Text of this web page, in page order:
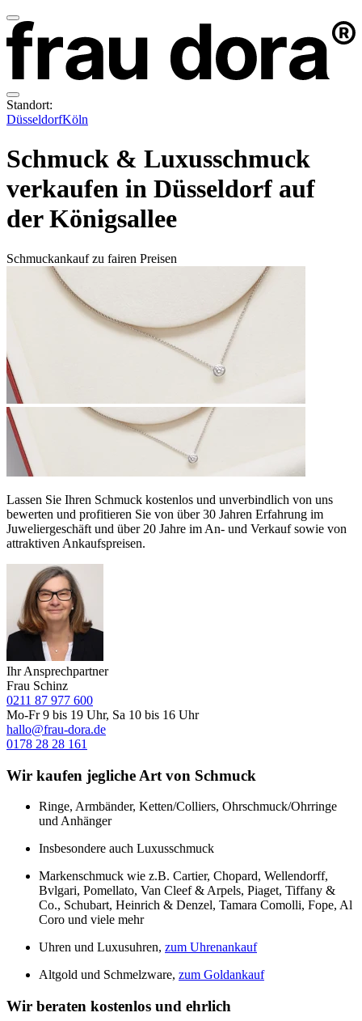
Standort:
DüsseldorfKöln
Schmuck & Luxusschmuck
verkaufen in Düsseldorf auf
der Königsallee
Schmuckankauf zu fairen Preisen
Lassen Sie Ihren Schmuck kostenlos und unverbindlich von uns
bewerten und profitieren Sie von über 30 Jahren Erfahrung im
Juweliergeschäft und über 20 Jahre im An- und Verkauf sowie von
attraktiven Ankaufspreisen.
Ihr Ansprechpartner
Frau Schinz
0211 87 977 600
Mo-Fr 9 bis 19 Uhr, Sa 10 bis 16 Uhr
hallo@frau-dora.de
0178 28 28 161
Wir kaufen jegliche Art von Schmuck
Ringe, Armbänder, Ketten/Colliers, Ohrschmuck/Ohrringe
und Anhänger
Insbesondere auch Luxusschmuck
Markenschmuck wie z.B. Cartier, Chopard, Wellendorff,
Bvlgari, Pomellato, Van Cleef & Arpels, Piaget, Tiffany &
Co., Schubart, Heinrich & Denzel, Tamara Comolli, Fope, Al
Coro und viele mehr
Uhren und Luxusuhren, zum Uhrenankauf
Altgold und Schmelzware, zum Goldankauf
Wir beraten kostenlos und ehrlich